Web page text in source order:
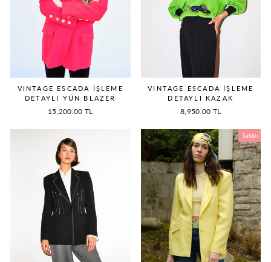
VINTAGE ESCADA İŞLEME
DETAYLI YÜN BLAZER
15,200.00 TL
VINTAGE ESCADA İŞLEME
DETAYLI KAZAK
8,950.00 TL
Satıldı